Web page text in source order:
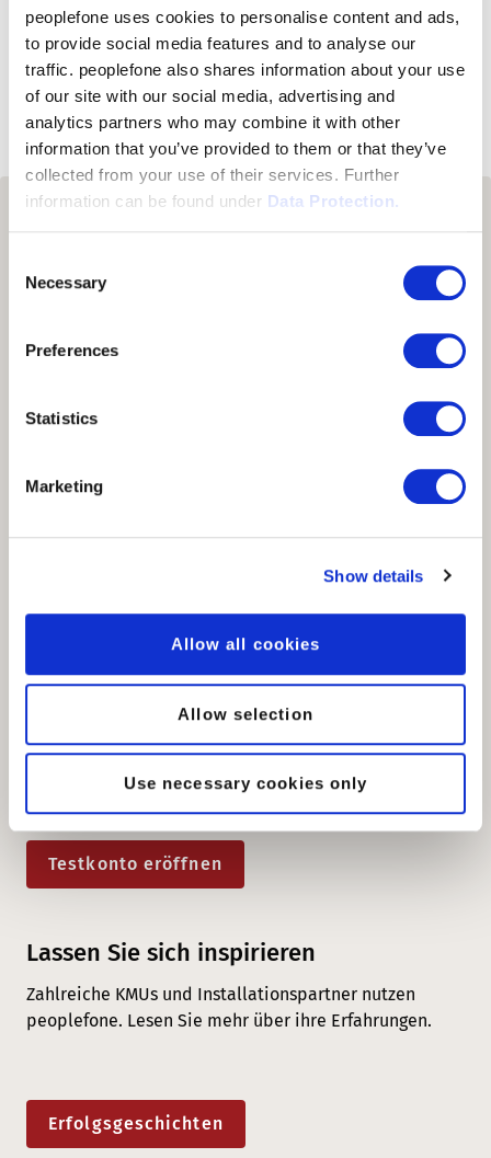
peoplefone uses cookies to personalise content and ads,
to provide social media features and to analyse our
traffic. peoplefone also shares information about your use
of our site with our social media, advertising and
analytics partners who may combine it with other
information that you’ve provided to them or that they’ve
collected from your use of their services. Further
information can be found under Data Protection.
Selection
Necessary
Preferences
Statistics
Marketing
Show details
Allow all cookies
Allow selection
Use necessary cookies only
Hier direkt zu den FAQ's
Sie tun?
Gerne beraten wir Sie kostenlos und unverbindlich
Telefonielösungen.
Eröffnen Sie ein Testkonto
In wenigen Minuten können Sie ein kostenloses und
Testnummern gratis 30 Tage testen.
Testkonto eröffnen
Lassen Sie sich inspirieren
Zahlreiche KMUs und Installationspartner nutzen
peoplefone. Lesen Sie mehr über ihre Erfahrungen.
Erfolgsgeschichten